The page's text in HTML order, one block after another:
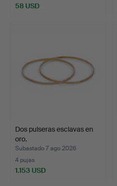
58 USD
Dos pulseras esclavas en
oro.
Subastado 7 ago 2026
4 pujas
1.153 USD